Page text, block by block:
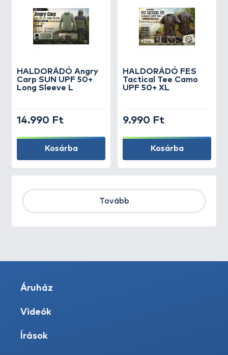
HALDORÁDÓ Angry
Carp SUN UPF 50+
Long Sleeve L
14.990 Ft
Kosárba
HALDORÁDÓ FES
Tactical Tee Camo
UPF 50+ XL
9.990 Ft
Kosárba
Tovább
Áruház
Videók
Írások